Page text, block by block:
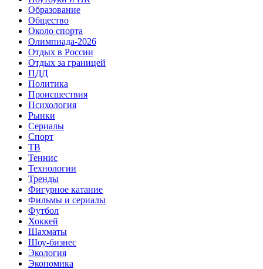
Образование
Общество
Около спорта
Олимпиада-2026
Отдых в России
Отдых за границей
ПДД
Политика
Происшествия
Психология
Рынки
Сериалы
Спорт
ТВ
Теннис
Технологии
Тренды
Фигурное катание
Фильмы и сериалы
Футбол
Хоккей
Шахматы
Шоу-бизнес
Экология
Экономика